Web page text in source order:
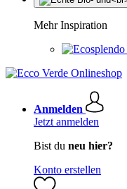
Mehr Inspiration
Anmelden
Jetzt anmelden
Bist du neu hier?
Konto erstellen